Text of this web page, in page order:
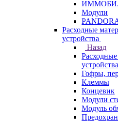
Модули
Расходные
устройства
Назад
устройства
Гофры,
Клеммы
Концевик
Модули
Модуль